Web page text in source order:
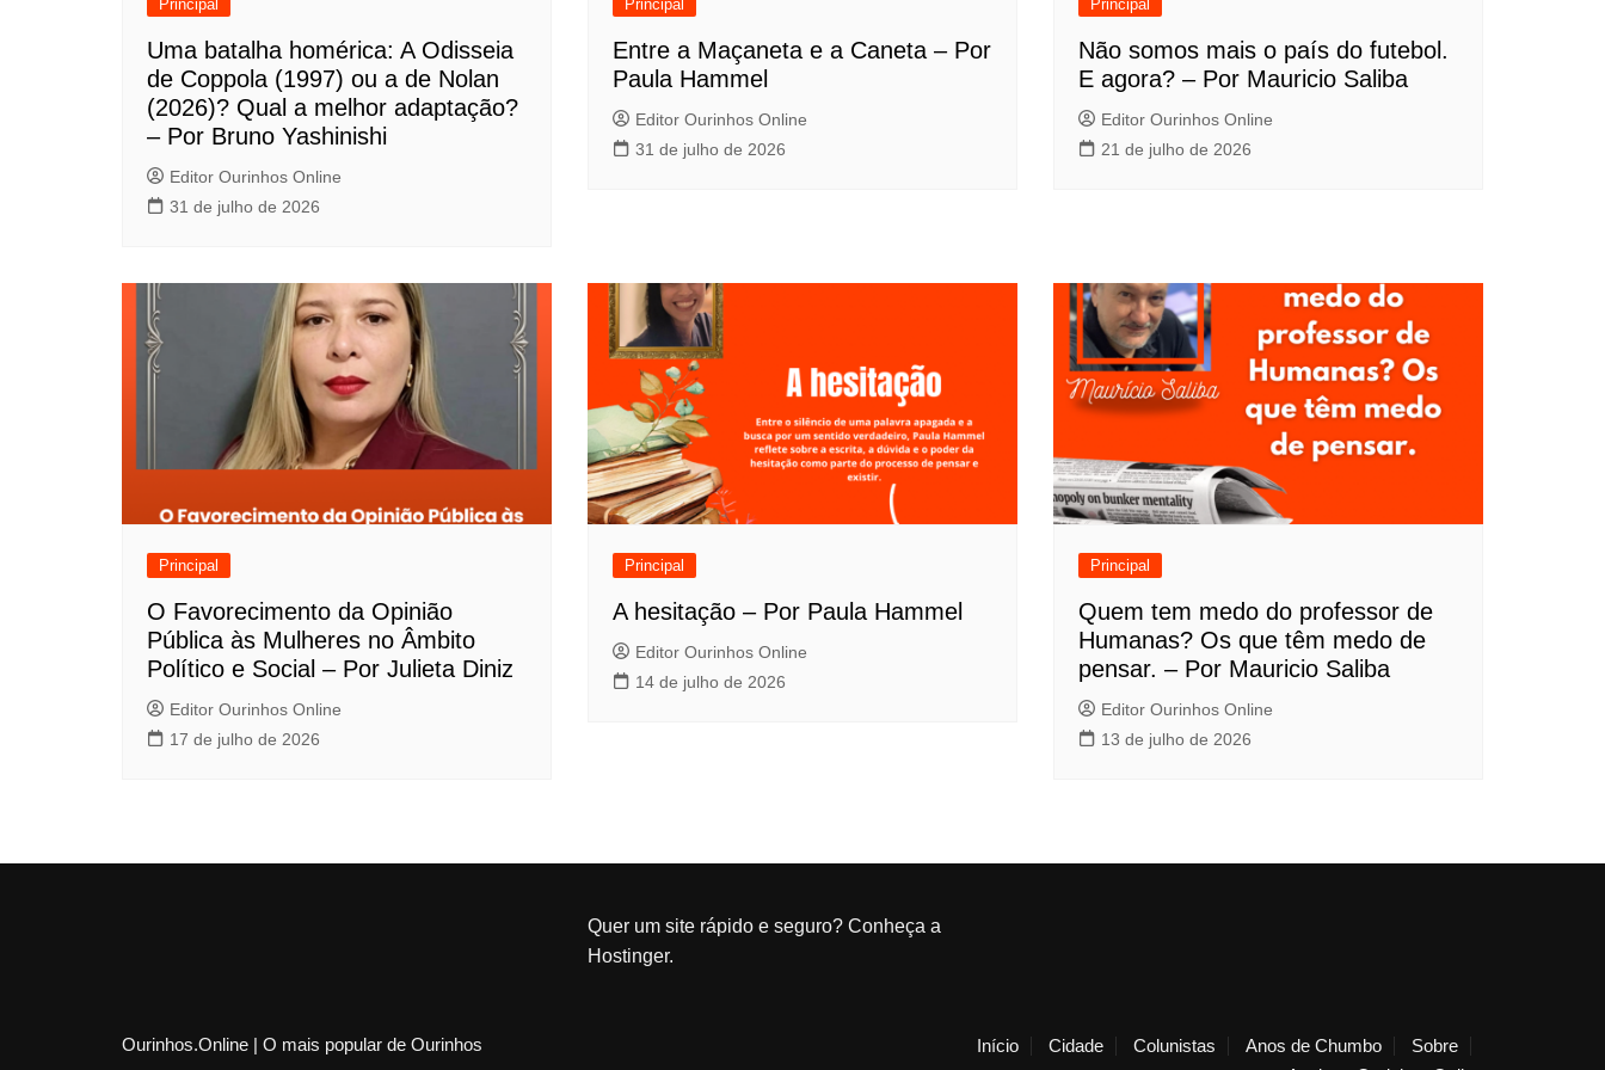
t
Principal
Uma batalha homérica: A Odisseia
de Coppola (1997) ou a de Nolan
(2026)? Qual a melhor adaptação?
– Por Bruno Yashinishi
Editor Ourinhos Online
31 de julho de 2026
Principal
Entre a Maçaneta e a Caneta – Por
Paula Hammel
Editor Ourinhos Online
31 de julho de 2026
Principal
Não somos mais o país do futebol.
E agora? – Por Mauricio Saliba
Editor Ourinhos Online
21 de julho de 2026
Principal
O Favorecimento da Opinião
Pública às Mulheres no Âmbito
Político e Social – Por Julieta Diniz
Editor Ourinhos Online
17 de julho de 2026
Principal
A hesitação – Por Paula Hammel
Editor Ourinhos Online
14 de julho de 2026
Principal
Quem tem medo do professor de
Humanas? Os que têm medo de
pensar. – Por Mauricio Saliba
Editor Ourinhos Online
13 de julho de 2026
Quer um site rápido e seguro? Conheça a
Hostinger.
Ourinhos.Online | O mais popular de Ourinhos Início Cidade Colunistas Anos de Chumbo
Sobre